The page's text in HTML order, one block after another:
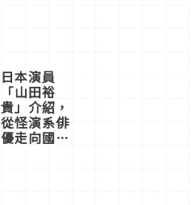
日本演員
「山田裕
貴」介紹，
從怪演系俳
優走向國民